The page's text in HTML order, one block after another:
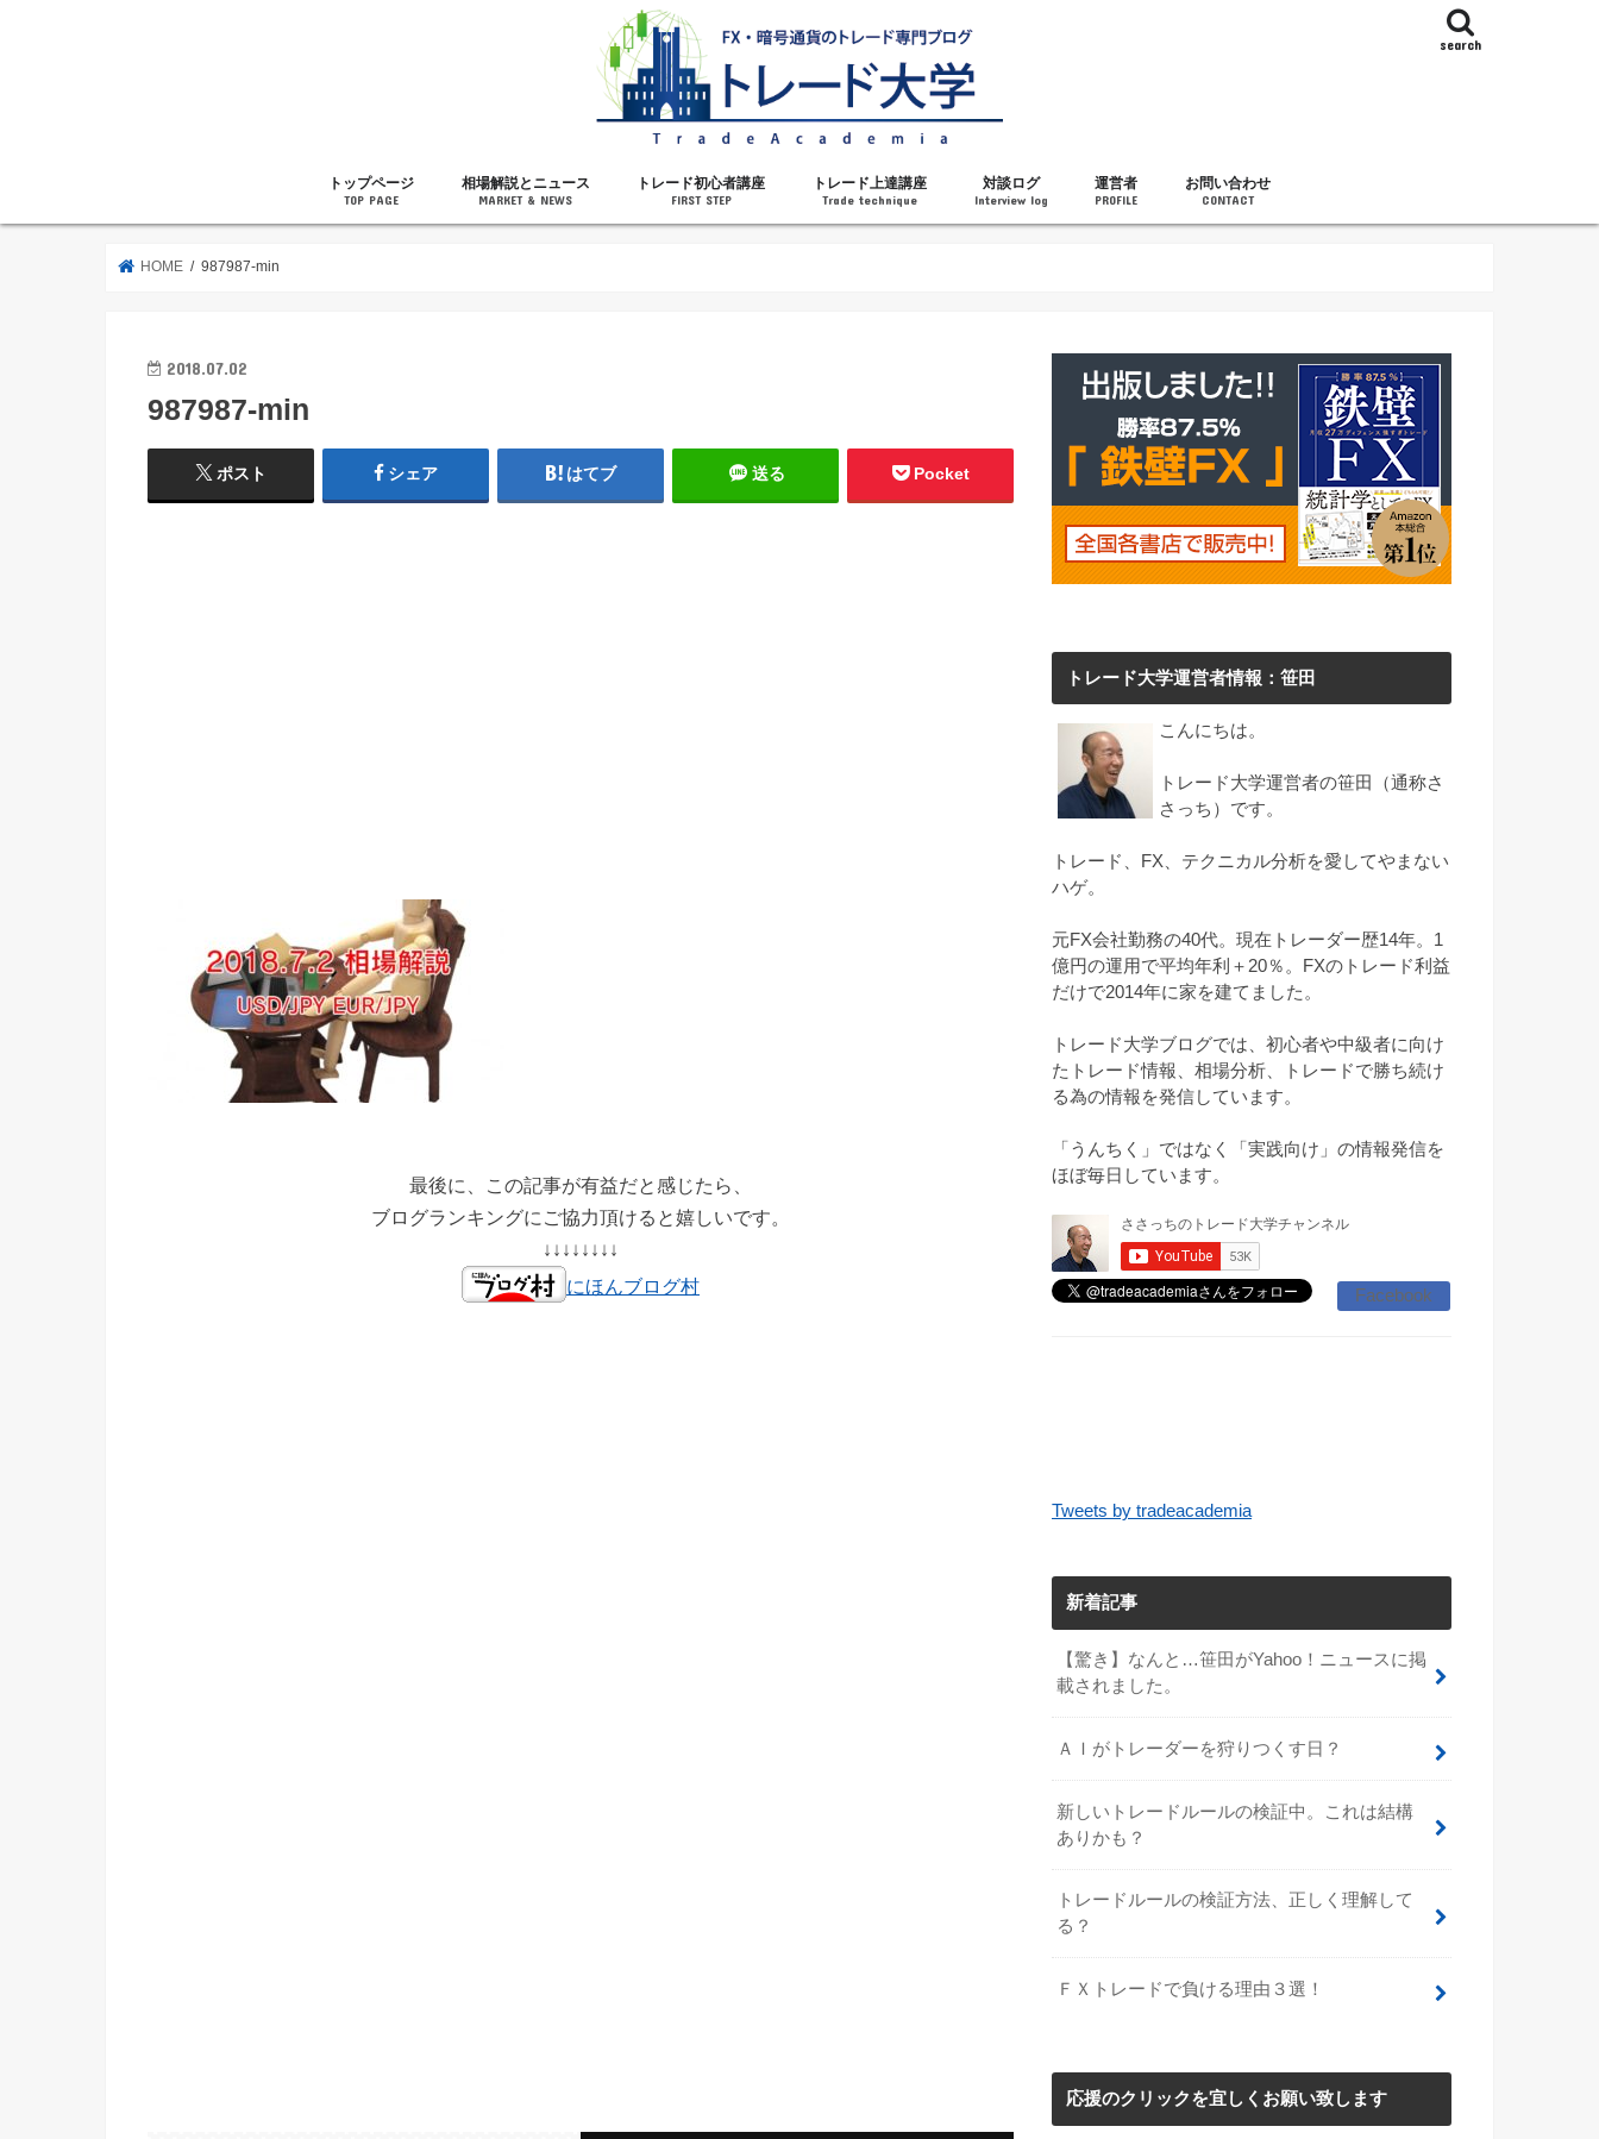
search
トップページ
TOP PAGE
相場解説とニュース
MARKET & NEWS
トレード初心者講座
FIRST STEP
トレード上達講座
Trade technique
対談ログ
Interview log
運営者
PROFILE
お問い合わせ
CONTACT
HOME 987987-min
2018.07.02
987987-min
ポスト シェア はてブ 送る Pocket
最後に、この記事が有益だと感じたら、
ブログランキングにご協力頂けると嬉しいです。
↓↓↓↓↓↓↓↓
にほんブログ村
トレード大学運営者情報：笹田
こんにちは。
トレード大学運営者の笹田（通称さ
さっち）です。
トレード、FX、テクニカル分析を愛してやまない
ハゲ。
元FX会社勤務の40代。現在トレーダー歴14年。1
億円の運用で平均年利＋20％。FXのトレード利益
だけで2014年に家を建てました。
トレード大学ブログでは、初心者や中級者に向け
たトレード情報、相場分析、トレードで勝ち続け
る為の情報を発信しています。
「うんちく」ではなく「実践向け」の情報発信を
ほぼ毎日しています。
Facebook
Tweets by tradeacademia
新着記事
【驚き】なんと…笹田がYahoo！ニュースに掲
載されました。
ＡＩがトレーダーを狩りつくす日？
新しいトレードルールの検証中。これは結構
ありかも？
トレードルールの検証方法、正しく理解して
る？
ＦＸトレードで負ける理由３選！
応援のクリックを宜しくお願い致します